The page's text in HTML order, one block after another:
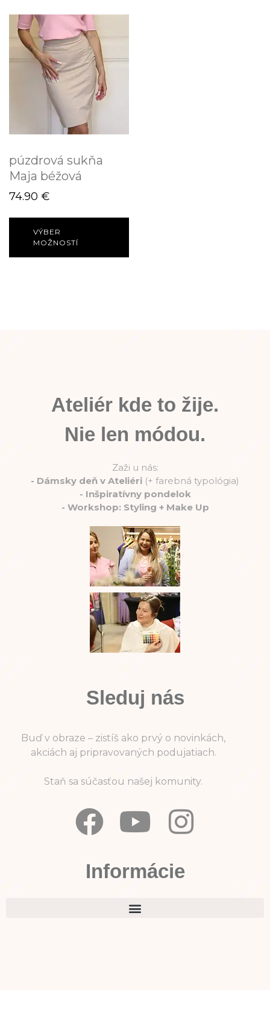
púzdrová sukňa
Maja béžová
74.90 €
VÝBER
MOŽNOSTÍ
Ateliér kde to žije.
Nie len módou.
Zaži u nás:
- Dámsky deň v Ateliéri (+ farebná typológia)
- Inšpiratívny pondelok
- Workshop: Styling + Make Up
Sleduj nás
Buď v obraze – zistíš ako prvý o novinkách,
akciách aj pripravovaných podujatiach.
Staň sa súčasťou našej komunity.
Informácie